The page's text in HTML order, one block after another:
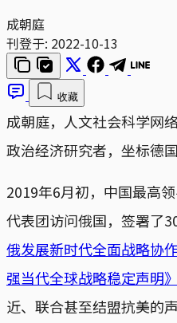
成朝庭
刊登于: 2022-10-13
收藏
成朝庭，人文社会科学
政治经济研究者，坐标德
2019年6月初，中国最高
代表团访问俄国，签署了
俄发展新时代全面战略协
强当代全球战略稳定声明》
近、联合甚至结盟抗美的